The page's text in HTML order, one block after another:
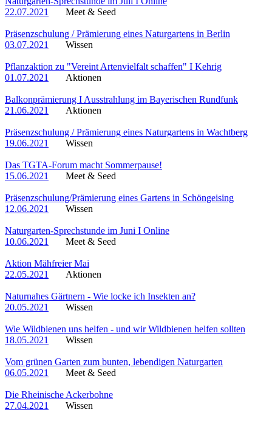
22.07.2021
Meet & Seed
Präsenzschulung / Prämierung eines Naturgartens in Berlin
03.07.2021
Wissen
Pflanzaktion zu "Vereint Artenvielfalt schaffen" I Kehrig
01.07.2021
Aktionen
Balkonprämierung I Ausstrahlung im Bayerischen Rundfunk
21.06.2021
Aktionen
Präsenzschulung / Prämierung eines Naturgartens in Wachtberg
19.06.2021
Wissen
Das TGTA-Forum macht Sommerpause!
15.06.2021
Meet & Seed
Präsenzschulung/Prämierung eines Gartens in Schöngeising
12.06.2021
Wissen
Naturgarten-Sprechstunde im Juni I Online
10.06.2021
Meet & Seed
Aktion Mähfreier Mai
22.05.2021
Aktionen
Naturnahes Gärtnern - Wie locke ich Insekten an?
20.05.2021
Wissen
Wie Wildbienen uns helfen - und wir Wildbienen helfen sollten
18.05.2021
Wissen
Vom grünen Garten zum bunten, lebendigen Naturgarten
06.05.2021
Meet & Seed
Die Rheinische Ackerbohne
27.04.2021
Wissen